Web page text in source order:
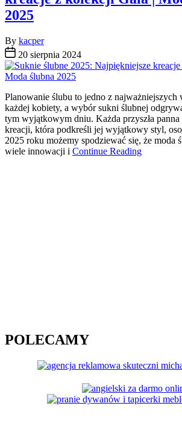
2025
By kacper
20 sierpnia 2024
Planowanie ślubu to jedno z najważniejszych
każdej kobiety, a wybór sukni ślubnej
tym wyjątkowym dniu. Każda przyszła panna
kreacji, która podkreśli jej wyjątkowy styl,
2025 roku możemy spodziewać się, że moda
wiele innowacji i Continue Reading
POLECAMY